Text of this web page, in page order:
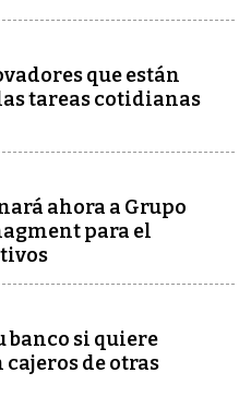
que están
tareas cotidianas
ahora a Grupo
para el
banco si quiere
de otras